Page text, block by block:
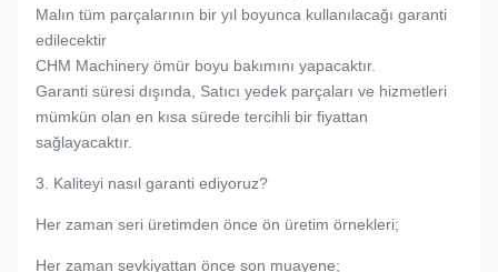
Malın tüm parçalarının bir yıl boyunca kullanılacağı garanti
edilecektir
CHM Machinery ömür boyu bakımını yapacaktır.
Garanti süresi dışında, Satıcı yedek parçaları ve hizmetleri
mümkün olan en kısa sürede tercihli bir fiyattan
sağlayacaktır.
3. Kaliteyi nasıl garanti ediyoruz?
Her zaman seri üretimden önce ön üretim örnekleri;
Her zaman sevkiyattan önce son muayene;